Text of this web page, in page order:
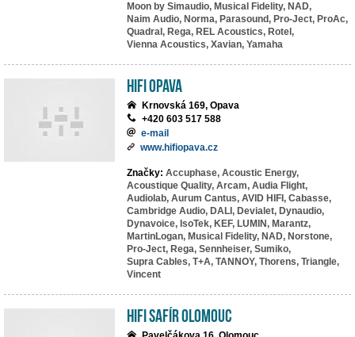
Moon by Simaudio, Musical Fidelity, NAD,
Naim Audio, Norma, Parasound, Pro-Ject, ProAc,
Quadral, Rega, REL Acoustics, Rotel,
Vienna Acoustics, Xavian, Yamaha
HIFI Opava
Krnovská 169, Opava
+420 603 517 588
e-mail
www.hifiopava.cz
Značky: Accuphase, Acoustic Energy,
Acoustique Quality, Arcam, Audia Flight,
Audiolab, Aurum Cantus, AVID HIFI, Cabasse,
Cambridge Audio, DALI, Devialet, Dynaudio,
Dynavoice, IsoTek, KEF, LUMIN, Marantz,
MartinLogan, Musical Fidelity, NAD, Norstone,
Pro-Ject, Rega, Sennheiser, Sumiko,
Supra Cables, T+A, TANNOY, Thorens, Triangle,
Vincent
HiFi Safír Olomouc